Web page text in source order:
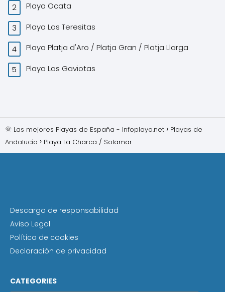
Playa Ocata
Playa Las Teresitas
Playa Platja d'Aro / Platja Gran / Platja Llarga
Playa Las Gaviotas
🌞 Las mejores Playas de España - Infoplaya.net
Playas de
Andalucía
Playa La Charca / Solamar
Descargo de responsabilidad
Aviso Legal
Política de cookies
Declaración de privacidad
CATEGORIES